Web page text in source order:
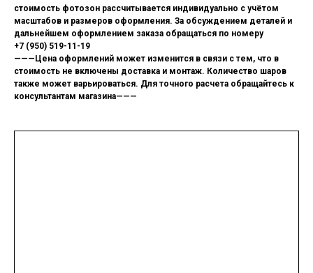
стоимость фотозон рассчитывается индивидуально с учётом
масштабов и размеров оформления. За обсуждением деталей и
дальнейшем оформлением заказа обращаться по номеру
+7 (950) 519-11-19
———Цена оформлений может изменится в связи с тем, что в
стоимость не включены доставка и монтаж. Количество шаров
также может варьироваться. Для точного расчета обращайтесь к
консультантам магазина———